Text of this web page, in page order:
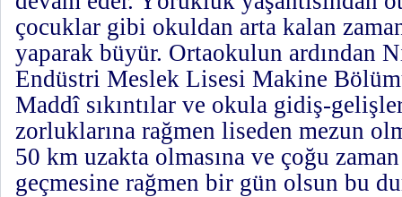
çocuklar gibi okuldan arta kalan
yaparak büyür. Ortaokulun ardından
Endüstri Meslek Lisesi Makine
Maddî sıkıntılar ve okula gidiş-
zorluklarına rağmen liseden mezun
50 km uzakta olmasına ve çoğu
geçmesine rağmen bir gün olsun bu